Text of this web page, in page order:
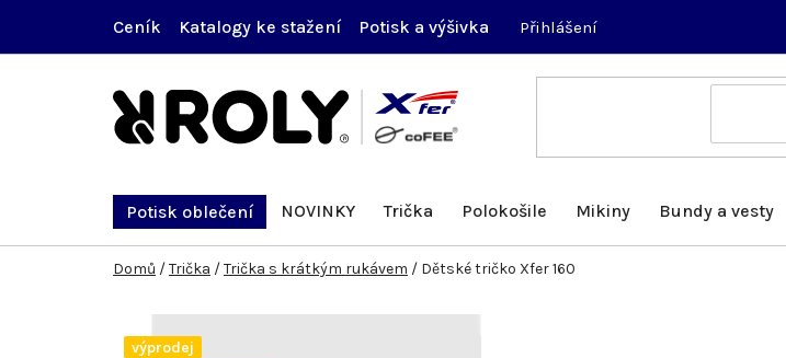
obsah
Ceník Katalogy ke stažení Potisk a výšivka Přihlášení
Potisk oblečení NOVINKY Trička Polokošile Mikiny Bundy a vesty
Domů /Trička /Trička s krátkým rukávem / Dětské tričko Xfer 160
výprodej